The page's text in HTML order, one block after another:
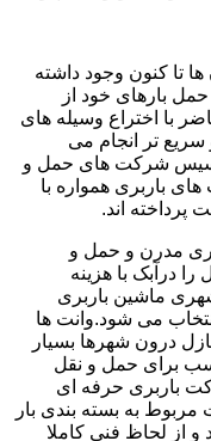
تا کنون وجود داشته
بارهای خود از
با اختراع وسیله های
تر انجام می
تاسیس شرکت های حمل و
باربری همواره با
پرداخته اند.
مدرن و حمل و
درآبک با هزینه
ماشین باربری
می شود.وانت ها
درون شهرها بسیار
برای حمل و نقل
باربری حرفه ای
به بسته بندی بار
و از لحاظ فنی کاملا